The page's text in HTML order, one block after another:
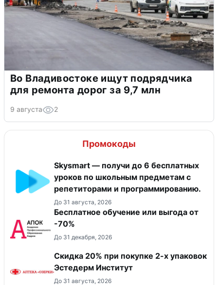
Во Владивостоке ищут подрядчика
для ремонта дорог за 9,7 млн
9 августа 2
Промокоды
Skysmart — получи до 6 бесплатных
уроков по школьным предметам с
репетиторами и программированию.
До 31 августа, 2026
Бесплатное обучение или выгода от
-70%
До 31 декабря, 2026
Скидка 20% при покупке 2-х упаковок
Эстедерм Институт
До 31 августа, 2026